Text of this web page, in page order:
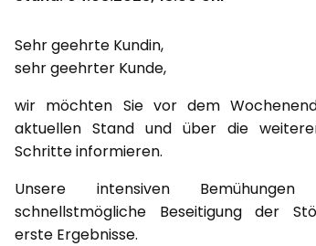
Sehr geehrte Kundin,
sehr geehrter Kunde,
wir möchten Sie vor dem
aktuellen Stand und über die
Schritte informieren.
Unsere intensiven
schnellstmögliche Beseitigung der
erste Ergebnisse.